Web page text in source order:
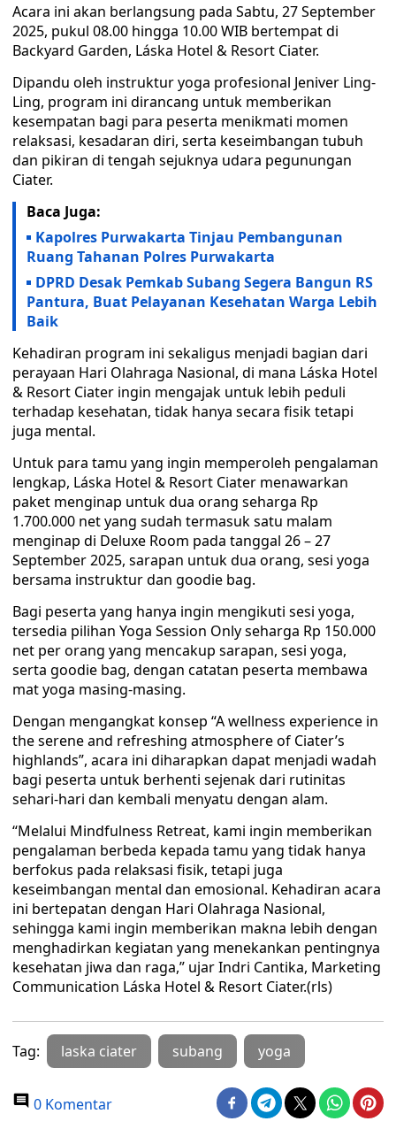
Acara ini akan berlangsung pada Sabtu, 27 September
2025, pukul 08.00 hingga 10.00 WIB bertempat di
Backyard Garden, Láska Hotel & Resort Ciater.
Dipandu oleh instruktur yoga profesional Jeniver Ling-
Ling, program ini dirancang untuk memberikan
kesempatan bagi para peserta menikmati momen
relaksasi, kesadaran diri, serta keseimbangan tubuh
dan pikiran di tengah sejuknya udara pegunungan
Ciater.
Baca Juga:
Kapolres Purwakarta Tinjau Pembangunan
Ruang Tahanan Polres Purwakarta
DPRD Desak Pemkab Subang Segera Bangun RS
Pantura, Buat Pelayanan Kesehatan Warga Lebih
Baik
Kehadiran program ini sekaligus menjadi bagian dari
perayaan Hari Olahraga Nasional, di mana Láska Hotel
& Resort Ciater ingin mengajak untuk lebih peduli
terhadap kesehatan, tidak hanya secara ﬁsik tetapi
juga mental.
Untuk para tamu yang ingin memperoleh pengalaman
lengkap, Láska Hotel & Resort Ciater menawarkan
paket menginap untuk dua orang seharga Rp
1.700.000 net yang sudah termasuk satu malam
menginap di Deluxe Room pada tanggal 26 – 27
September 2025, sarapan untuk dua orang, sesi yoga
bersama instruktur dan goodie bag.
Bagi peserta yang hanya ingin mengikuti sesi yoga,
tersedia pilihan Yoga Session Only seharga Rp 150.000
net per orang yang mencakup sarapan, sesi yoga,
serta goodie bag, dengan catatan peserta membawa
mat yoga masing-masing.
Dengan mengangkat konsep “A wellness experience in
the serene and refreshing atmosphere of Ciater’s
highlands”, acara ini diharapkan dapat menjadi wadah
bagi peserta untuk berhenti sejenak dari rutinitas
sehari-hari dan kembali menyatu dengan alam.
“Melalui Mindfulness Retreat, kami ingin memberikan
pengalaman berbeda kepada tamu yang tidak hanya
berfokus pada relaksasi ﬁsik, tetapi juga
keseimbangan mental dan emosional. Kehadiran acara
ini bertepatan dengan Hari Olahraga Nasional,
sehingga kami ingin memberikan makna lebih dengan
menghadirkan kegiatan yang menekankan pentingnya
kesehatan jiwa dan raga,” ujar Indri Cantika, Marketing
Communication Láska Hotel & Resort Ciater.(rls)
Tag: laska ciater subang yoga
0 Komentar